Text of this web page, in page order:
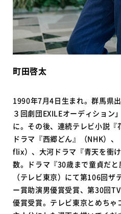
町田啓太
1990年7月4日生まれ。群馬県
３回劇団EXILEオーディション
に。その後、連続テレビ小説
ドラマ『西郷どん』（NHK）
flix）、大河ドラマ『青天を衝
数。ドラマ『30歳まで童貞だと
（テレビ東京）にて第106回ザ
ー賞助演男優賞受賞、第30回
優賞受賞。テレビ東京とめち